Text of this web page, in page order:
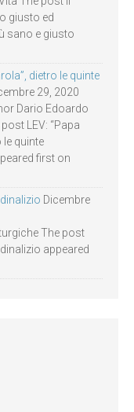
giusto ed
sano e giusto
dietro le quinte
29, 2020
Dario Edoardo
LEV: “Papa
le quinte
first on
Dicembre
The post
appeared